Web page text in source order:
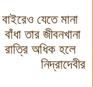
বাইরেও যেতে মানা
বাঁধা তার জীবনখানা
রাত্রি অধিক হলে
নিদ্রাদেবীর